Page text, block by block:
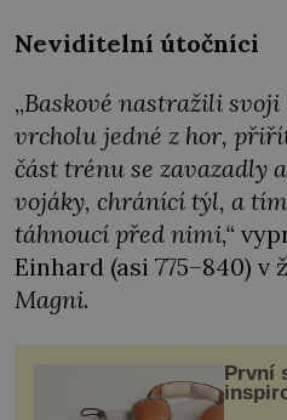
Neviditelní útočníci
„Baskové nastražili svoji
vrcholu jedné z hor,
část trénu se zavazadly
vojáky, chránící týl, a
táhnoucí před nimi,“
Einhard (asi 775–840) v
Magni.
První